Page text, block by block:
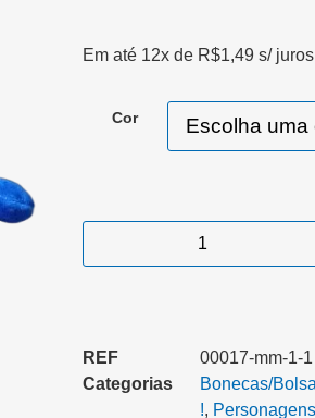
Em até 12x de R$1,49 s/ juros
Cor
REF
00017-mm-1-1
Categorias
Bonecas/
!,